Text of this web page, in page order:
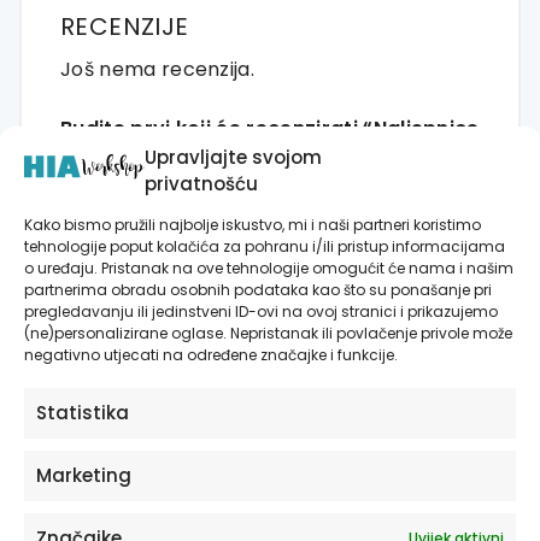
Upravljajte svojom
privatnošću
Kako bismo pružili najbolje iskustvo, mi i naši partneri koristimo
tehnologije poput kolačića za pohranu i/ili pristup informacijama
o uređaju. Pristanak na ove tehnologije omogućit će nama i našim
partnerima obradu osobnih podataka kao što su ponašanje pri
pregledavanju ili jedinstveni ID-ovi na ovoj stranici i prikazujemo
(ne)personalizirane oglase. Nepristanak ili povlačenje privole može
negativno utjecati na određene značajke i funkcije.
Statistika
Marketing
RECENZIJE
Još nema recenzija.
Budite prvi koji će recenzirati “Naljepnice
za zid dječje sobe | Secret Tree Life Of
The Forest | HIAWorkshop®”
Morate bitiprijavljenida biste objavili
recenziju.
Povezani proizvodi